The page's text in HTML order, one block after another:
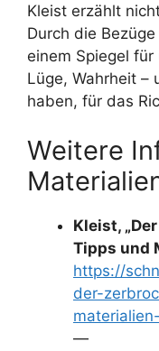
Kleist erzählt
Durch die
einem Spiegel
Lüge, Wahrheit –
haben, für das
Weitere
Kleist,
Tipps und
https://
der-
—